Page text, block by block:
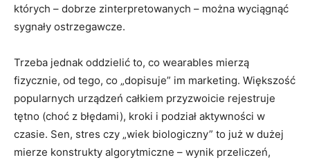
których – dobrze zinterpretowanych – można wyciągnąć
sygnały ostrzegawcze.
Trzeba jednak oddzielić to, co wearables mierzą
fizycznie, od tego, co „dopisuje” im marketing. Większość
popularnych urządzeń całkiem przyzwoicie rejestruje
tętno (choć z błędami), kroki i podział aktywności w
czasie. Sen, stres czy „wiek biologiczny” to już w dużej
mierze konstrukty algorytmiczne – wynik przeliczeń,